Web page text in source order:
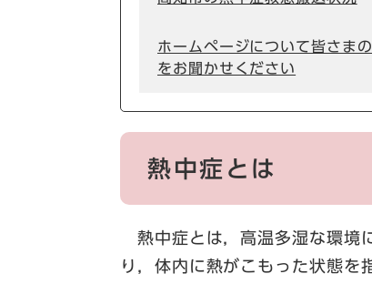
ホームページについて皆さま
をお聞かせください
熱中症とは
熱中症とは，高温多湿な環境
り，体内に熱がこもった状態を